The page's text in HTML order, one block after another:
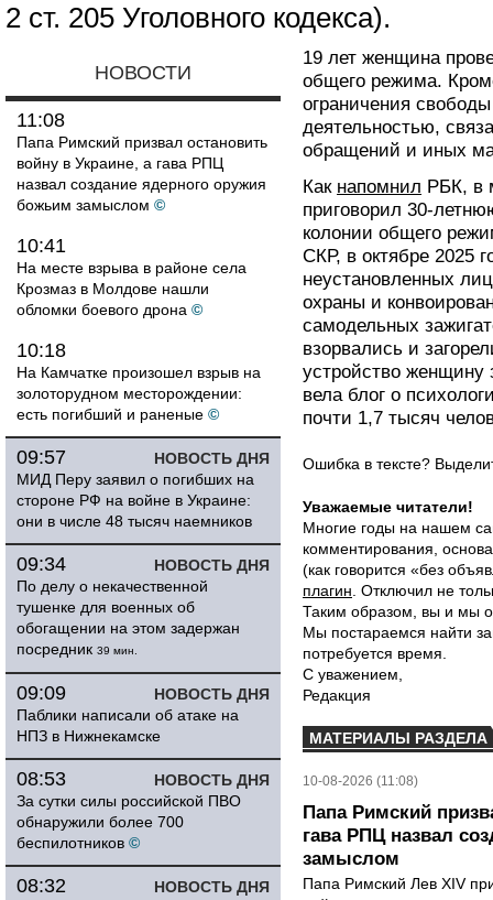
2 ст. 205 Уголовного кодекса).
НОВОСТИ
11:08
Папа Римский призвал остановить
войну в Украине, а гава РПЦ
назвал создание ядерного оружия
божьим замыслом ©
10:41
На месте взрыва в районе села
Крозмаз в Молдове нашли
обломки боевого дрона ©
10:18
На Камчатке произошел взрыв на
золоторудном месторождении:
есть погибший и раненые ©
НОВОСТЬ ДНЯ
09:57
МИД Перу заявил о погибших на
стороне РФ на войне в Украине:
они в числе 48 тысяч наемников
НОВОСТЬ ДНЯ
09:34
По делу о некачественной
тушенке для военных об
обогащении на этом задержан
посредник 39 мин.
НОВОСТЬ ДНЯ
09:09
Паблики написали об атаке на
НПЗ в Нижнекамске
НОВОСТЬ ДНЯ
08:53
За сутки силы российской ПВО
обнаружили более 700
беспилотников ©
НОВОСТЬ ДНЯ
08:32
19 лет женщина
общего режима.
ограничения
деятельностью,
обращений и иных
Как напомнил РБК, в
приговорил 30-
колонии общего
СКР, в октябре 2025
неустановленных
охраны и
самодельных
взорвались и
устройство
вела блог о
почти 1,7 тысяч
Ошибка в тексте?
Уважаемые читатели!
Многие годы на нашем
комментирования,
(как говорится «без
плагин . Отключил не
Таким образом, вы и мы
Мы постараемся найти
потребуется время.
С уважением,
Редакция
МАТЕРИАЛЫ РАЗДЕЛА
10-08-2026 (11:08)
Папа Римский
гава РПЦ назвал
замыслом
Папа Римский Лев XIV